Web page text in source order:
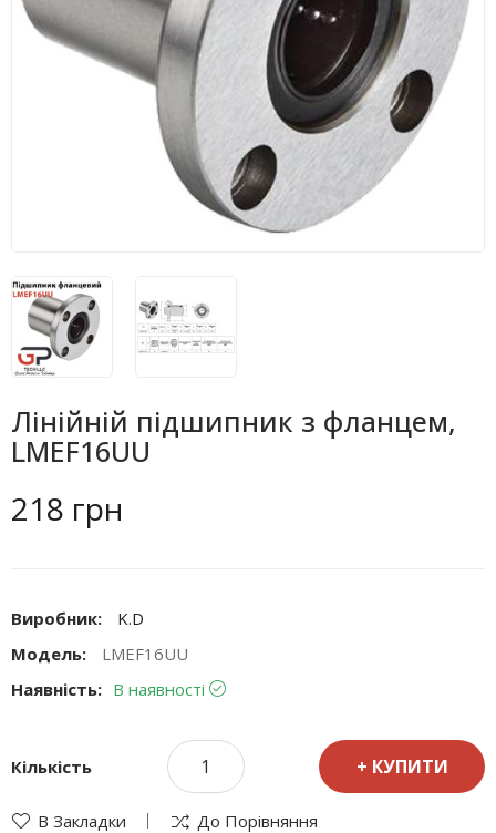
Лінійній підшипник з фланцем,
LMEF16UU
218 грн
Виробник:
K.D
Модель:
LMEF16UU
Наявність: В наявності
Кількість КУПИТИ
В Закладки До Порівняння